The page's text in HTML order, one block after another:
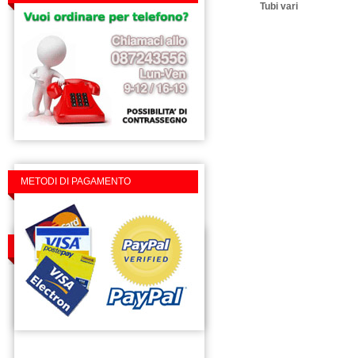
METODI DI PAGAMENTO
TROVACI SU FACEBOOK
Tubi vari